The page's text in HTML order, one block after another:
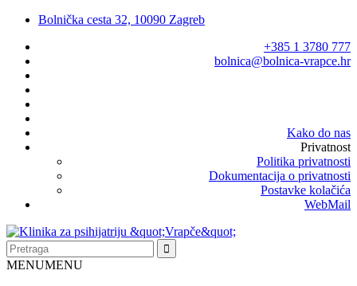
Bolnička cesta 32, 10090 Zagreb
+385 1 3780 777
bolnica@bolnica-vrapce.hr
Kako do nas
Privatnost
Politika privatnosti
Dokumentacija o privatnosti
Postavke kolačića
WebMail
MENUMENU